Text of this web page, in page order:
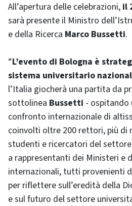
All’apertura delle celebrazioni, il
sarà presente il Ministro
e della Ricerca Marco Bussetti.
“L’evento di Bologna è
sistema universitario
l’Italia giocherà una partita da
sottolinea Bussetti - ospitando
confronto internazionale di
coinvolti oltre 200 rettori, più di
studenti e ricercatori del
a rappresentanti dei Ministeri e
internazionali, tutti provenienti
per riflettere sull’eredità della
e sul futuro del settore